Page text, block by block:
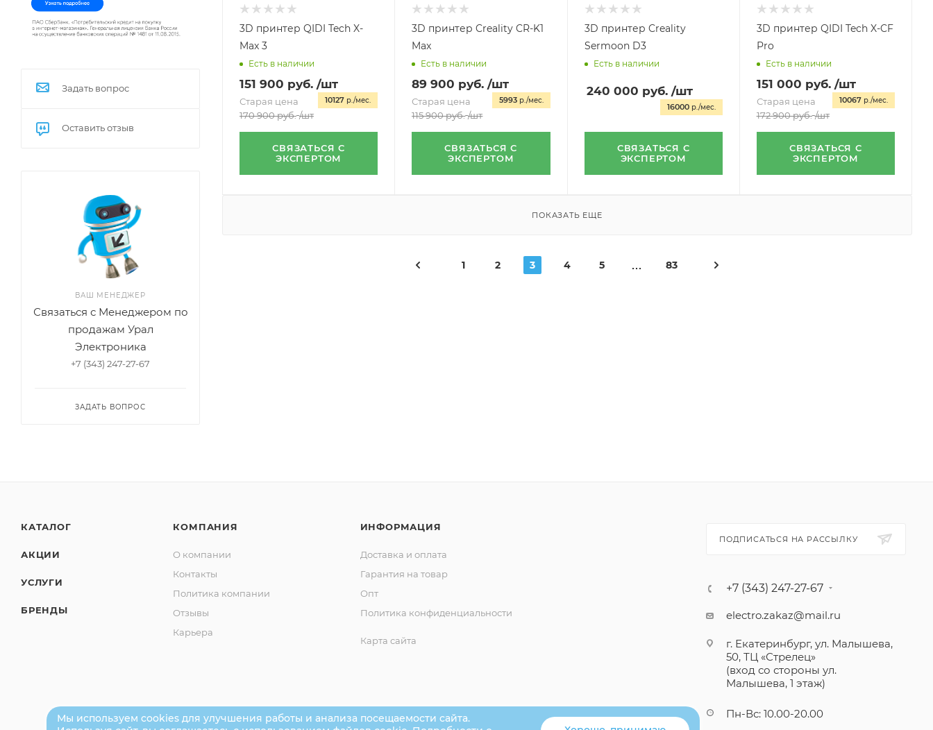
3D принтер QIDI Tech X-
Max 3
Есть в наличии
151 900 руб. /шт
10127 р./мес.
Старая цена
170 900руб. /шт
СВЯЗАТЬСЯ С
ЭКСПЕРТОМ
3D принтер Creality CR-K1
Max
Есть в наличии
89 900 руб. /шт
5993р./мес.
Старая цена
115 900руб. /шт
СВЯЗАТЬСЯ С
ЭКСПЕРТОМ
3D принтер Creality
Sermoon D3
Есть в наличии
240 000 руб. /шт
16000р./мес.
СВЯЗАТЬСЯ С
ЭКСПЕРТОМ
3D принтер QIDI Tech X-CF
Pro
Есть в наличии
151 000 руб. /шт
10067 р./мес.
Старая цена
172 900руб. /шт
СВЯЗАТЬСЯ С
ЭКСПЕРТОМ
ПОКАЗАТЬ ЕЩЕ
1 2 3 4 5 83
Задать вопрос
Оставить отзыв
ВАШ МЕНЕДЖЕР
Связаться с Менеджером по
продажам Урал
Электроника
+7 (343) 247-27-67
ЗАДАТЬ ВОПРОС
КАТАЛОГ
АКЦИИ
УСЛУГИ
БРЕНДЫ
КОМПАНИЯ
О компании
Контакты
Политика компании
Отзывы
Карьера
ИНФОРМАЦИЯ
Доставка и оплата
Гарантия на товар
Опт
Политика конфиденциальности
Карта сайта
ПОДПИСАТЬСЯ НА РАССЫЛКУ
+7 (343) 247-27-67
electro.zakaz@mail.ru
г. Екатеринбург, ул. Малышева,
50, ТЦ «Стрелец»
(вход со стороны ул.
Малышева, 1 этаж)
Пн-Вс: 10.00-20.00
Мы используем cookies для улучшения работы и анализа посещаемости сайта.